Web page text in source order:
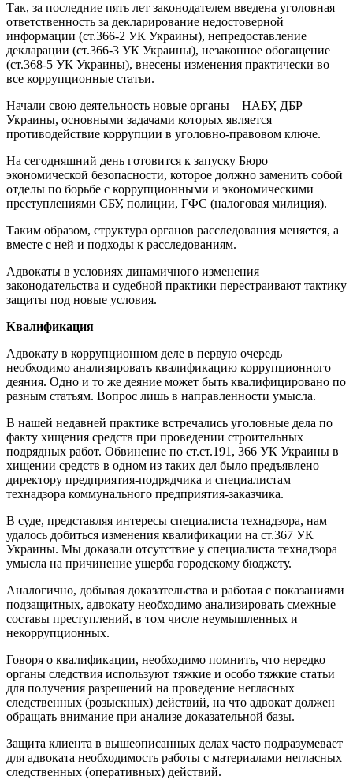
Так, за последние пять лет законодателем введена уголовная
ответственность за декларирование недостоверной
информации (ст.366-2 УК Украины), непредоставление
декларации (ст.366-3 УК Украины), незаконное обогащение
(ст.368-5 УК Украины), внесены изменения практически во
все коррупционные статьи.
Начали свою деятельность новые органы – НАБУ, ДБР
Украины, основными задачами которых является
противодействие коррупции в уголовно-правовом ключе.
На сегодняшний день готовится к запуску Бюро
экономической безопасности, которое должно заменить собой
отделы по борьбе с коррупционными и экономическими
преступлениями СБУ, полиции, ГФС (налоговая милиция).
Таким образом, структура органов расследования меняется, а
вместе с ней и подходы к расследованиям.
Адвокаты в условиях динамичного изменения
законодательства и судебной практики перестраивают тактику
защиты под новые условия.
Квалификация
Адвокату в коррупционном деле в первую очередь
необходимо анализировать квалификацию коррупционного
деяния. Одно и то же деяние может быть квалифицировано по
разным статьям. Вопрос лишь в направленности умысла.
В нашей недавней практике встречались уголовные дела по
факту хищения средств при проведении строительных
подрядных работ. Обвинение по ст.ст.191, 366 УК Украины в
хищении средств в одном из таких дел было предъявлено
директору предприятия-подрядчика и специалистам
технадзора коммунального предприятия-заказчика.
В суде, представляя интересы специалиста технадзора, нам
удалось добиться изменения квалификации на ст.367 УК
Украины. Мы доказали отсутствие у специалиста технадзора
умысла на причинение ущерба городскому бюджету.
Аналогично, добывая доказательства и работая с показаниями
подзащитных, адвокату необходимо анализировать смежные
составы преступлений, в том числе неумышленных и
некоррупционных.
Говоря о квалификации, необходимо помнить, что нередко
органы следствия используют тяжкие и особо тяжкие статьи
для получения разрешений на проведение негласных
следственных (розыскных) действий, на что адвокат должен
обращать внимание при анализе доказательной базы.
Защита клиента в вышеописанных делах часто подразумевает
для адвоката необходимость работы с материалами негласных
следственных (оперативных) действий.